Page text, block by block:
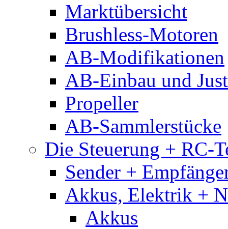
Marktübersicht
Brushless-Motoren
AB-Modifikationen
AB-Einbau und
Propeller
AB-Sammlerstücke
Die Steuerung + RC-
Sender +
Akkus, Elektrik +
Akkus